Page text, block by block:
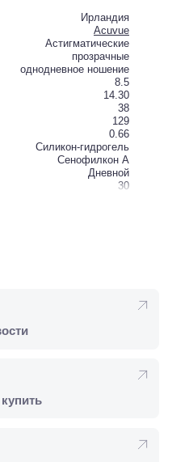
Ирландия
Acuvue
Астигматические
прозрачные
однодневное ношение
8.5
14.30
38
129
0.66
Силикон-гидрогель
Сенофилкон А
Дневной
30